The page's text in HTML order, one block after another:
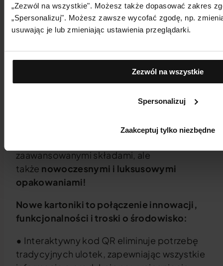
„Zezwól na wszystkie". Możesz także dopasować zakres
„Spersonalizuj". Możesz zawsze wycofać zgodę, np.
usuwając je lub zmieniając ustawienia przeglądarki.
Zezwól na wszystkie
Spersonalizuj
Zaakceptuj tylko niezbędne
NOWE OPAKOWANIA
ZEWNĘTRZNE NUTRIFUSÍON
przełomowych kosmetyków NUTRIFUSÍON,
zaawansowanymi składami, ale
także nowoczesnymi i luksusowymi
opakowaniami!
Nowe kartoniki to połączenie innowacji,
funkcjonalności i troski o środowisko:
• Interaktywny kod QR eliminuje potrzebę
tradycyjnych ulotek, zapewniając wszystkie